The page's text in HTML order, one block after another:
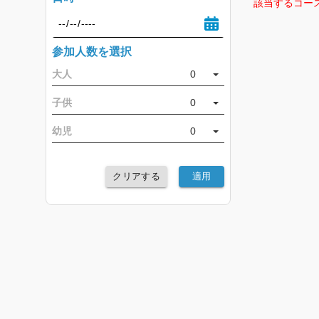
参加人数を選択
大人 0
子供 0
幼児 0
クリアする 適用
該当するコー